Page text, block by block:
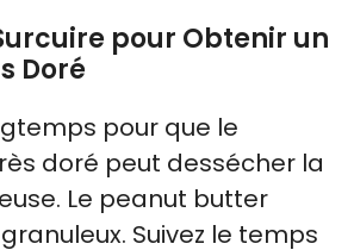
pour Obtenir un
Doré
pour que le
doré peut dessécher la
Le peanut butter
Suivez le temps